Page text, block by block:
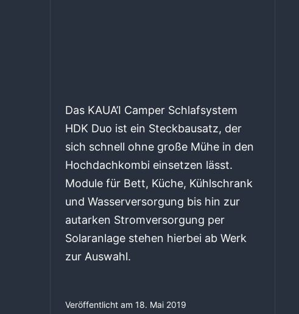
Das KAUA’I Camper Schlafsystem
HDK Duo ist ein Steckbausatz, der
sich schnell ohne große Mühe in den
Hochdachkombi einsetzen lässt.
Module für Bett, Küche, Kühlschrank
und Wasserversorgung bis hin zur
autarken Stromversorgung per
Solaranlage stehen hierbei ab Werk
zur Auswahl.
Veröffentlicht am 18. Mai 2019